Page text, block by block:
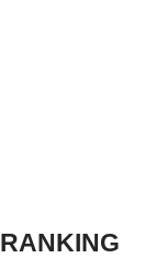
RANKING